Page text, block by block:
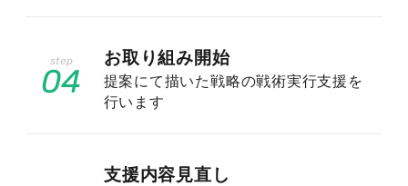
04
お取り組み開始
提案にて描いた戦略の戦術実行支援を
行います
支援内容見直し